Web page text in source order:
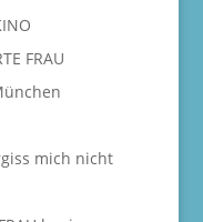
FRAU
mich nicht